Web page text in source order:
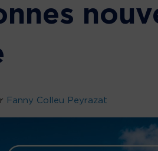
Fanny Colleu Peyrazat